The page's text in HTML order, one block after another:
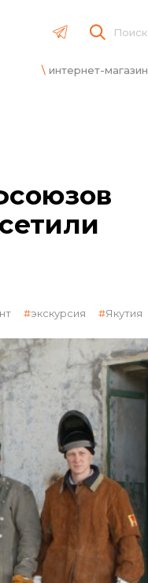
Поиск
интернет-магазин
экскурсия Якутия